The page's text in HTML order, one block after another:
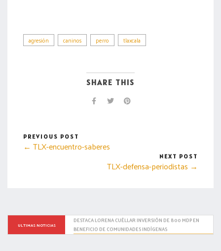
agresión caninos perro tlaxcala
SHARE THIS
PREVIOUS POST
← TLX-encuentro-saberes
NEXT POST
TLX-defensa-periodistas →
ULTIMAS NOTICIAS
Recorrer Tlaxcala y escuchar a su gente, la prioridad de
Ana Lilia Rivera